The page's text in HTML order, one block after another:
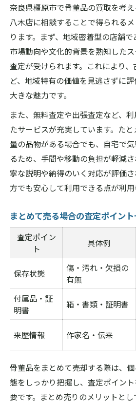
奈良県橿原市で骨董品の買取を考
八木店に相談することで得られる
ります。まず、地域密着型の店舗
市場動向や文化的背景を熟知した
査定が受けられます。これにより
ど、地域特有の価値を見逃さずに
大きな魅力です。
また、無料査定や出張査定など、
たサービスが充実しています。た
量の品物がある場合でも、自宅で
るため、手間や移動の負担が軽減
寧な説明や納得のいく対応が評価
方でも安心して利用できる点が利用
まとめて売る場合の査定ポイン
査定ポイン
ト
具体例
保存状態
傷・汚れ・欠損の
有無
付属品・証
明書
箱・書類・証明書
来歴情報 作家名・伝来
骨董品をまとめて売却する際は、
態をしっかり把握し、査定ポイン
要です。まとめ売りのメリットと